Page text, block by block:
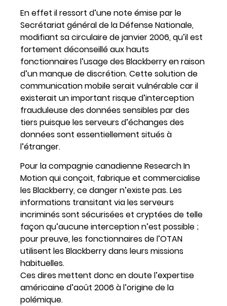
En effet il ressort d’une note émise par le
Secrétariat général de la Défense Nationale,
modifiant sa circulaire de janvier 2006, qu’il est
fortement déconseillé aux hauts
fonctionnaires l’usage des Blackberry en raison
d’un manque de discrétion. Cette solution de
communication mobile serait vulnérable car il
existerait un important risque d’interception
frauduleuse des données sensibles par des
tiers puisque les serveurs d’échanges des
données sont essentiellement situés à
l’étranger.
Pour la compagnie canadienne Research In
Motion qui conçoit, fabrique et commercialise
les Blackberry, ce danger n’existe pas. Les
informations transitant via les serveurs
incriminés sont sécurisées et cryptées de telle
façon qu’aucune interception n’est possible ;
pour preuve, les fonctionnaires de l’OTAN
utilisent les Blackberry dans leurs missions
habituelles.
Ces dires mettent donc en doute l’expertise
américaine d’août 2006 à l’origine de la
polémique.